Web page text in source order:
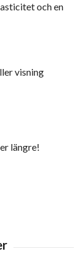
och en
visning
längre!